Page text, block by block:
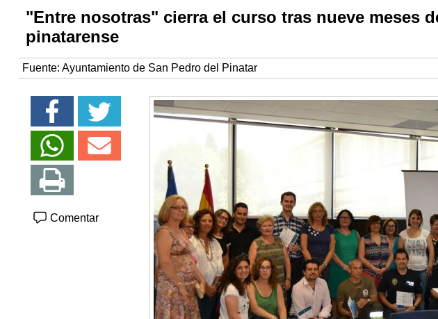
"Entre nosotras" cierra el curso tras nueve meses
pinatarense
Fuente: Ayuntamiento de San Pedro del Pinatar
Comentar